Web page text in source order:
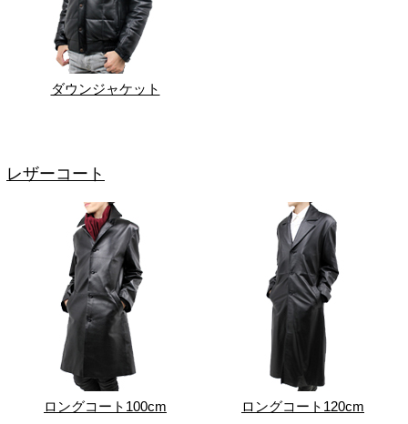
ダウンジャケット
レザーコート
ロングコート100cm ロングコート120cm